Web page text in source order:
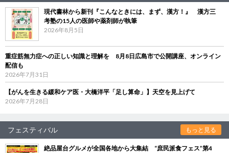
現代書林から新刊『こんなときには、まず、漢方！』 漢方三
考塾の15人の医師や薬剤師が執筆
2026年8月5日
重症筋無力症への正しい知識と理解を 8月8日広島市で公開講座、オンライン
配信も
2026年7月31日
【がんを生きる緩和ケア医・大橋洋平「足し算命」】天空を見上げて
2026年7月28日
フェスティバル もっと見る
絶品屋台グルメが全国各地から大集結 “庶民派食フェス”第4